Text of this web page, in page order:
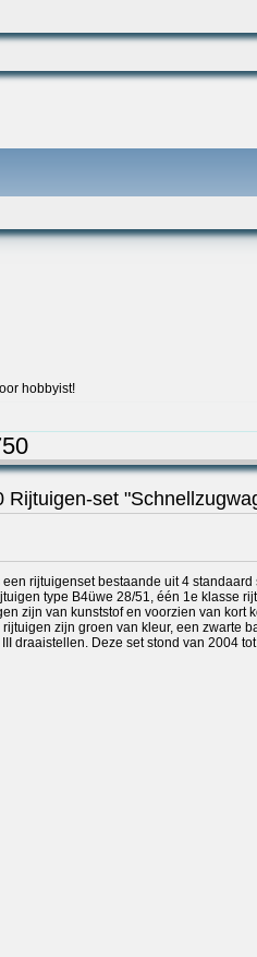
hobbyist!
Rijtuigen-set
rijtuigenset bestaande uit 4
type B4üwe 28/51, één 1e klasse
zijn van kunststof en voorzien van
rijtuigen zijn groen van kleur, een zwarte
draaistellen. Deze set stond van 2004